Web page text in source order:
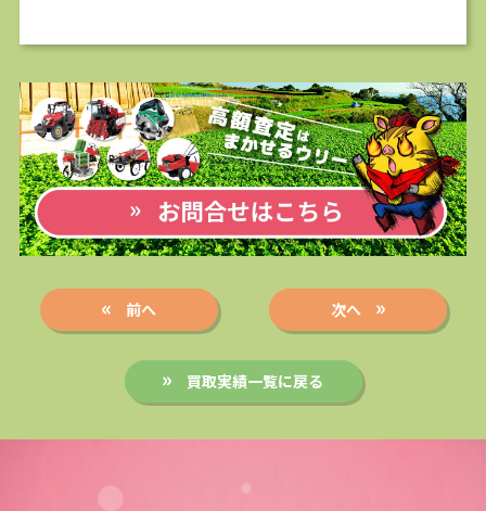
前へ 次へ
買取実績一覧に戻る